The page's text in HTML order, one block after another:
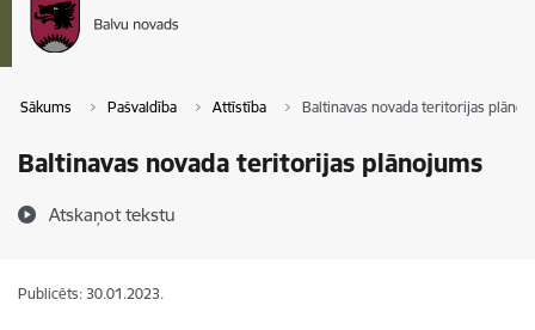
Sākums Pašvaldība Attīstība Baltinavas novada teritorijas
Baltinavas novada teritorijas plānojums
Atskaņot tekstu
Publicēts: 30.01.2023.